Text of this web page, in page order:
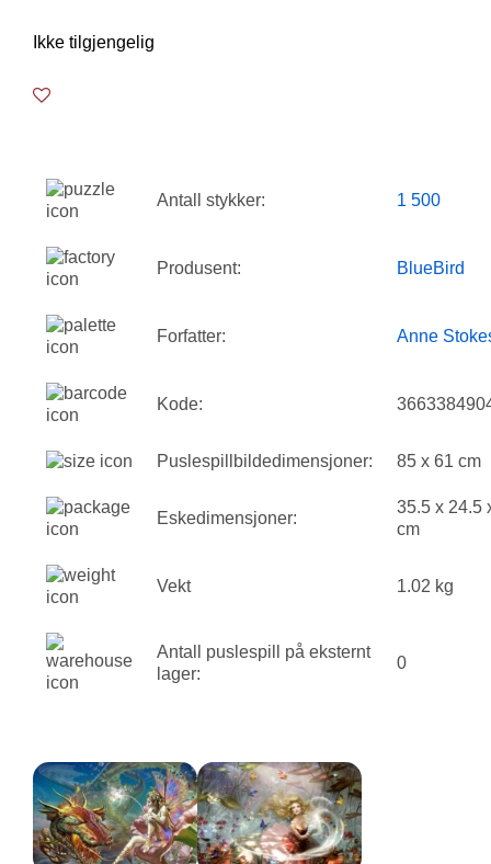
Ikke tilgjengelig
Antall stykker: 1 500
Produsent: BlueBird
Forfatter: Anne
Kode:
Puslespillbildedimensjoner: 85 x 61 cm
Eskedimensjoner:
35.5 x 24.5
cm
Vekt 1.02 kg
Antall puslespill på eksternt
lager:
0